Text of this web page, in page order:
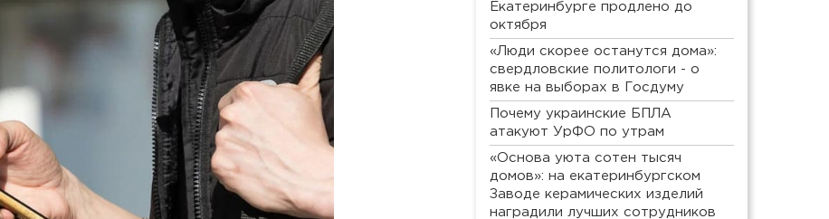
Екатеринбурге продлено до
октября
«Люди скорее останутся дома»:
свердловские политологи - о
явке на выборах в Госдуму
Почему украинские БПЛА
атакуют УрФО по утрам
«Основа уюта сотен тысяч
домов»: на екатеринбургском
Заводе керамических изделий
наградили лучших сотрудников